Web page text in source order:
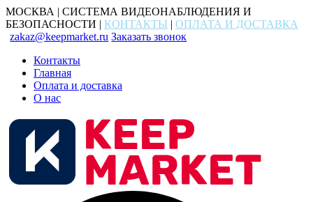
МОСКВА | СИСТЕМА ВИДЕОНАБЛЮДЕНИЯ И
БЕЗОПАСНОСТИ | КОНТАКТЫ | ОПЛАТА И ДОСТАВКА
zakaz@keepmarket.ru Заказать звонок
Контакты
Главная
Оплата и доставка
О нас